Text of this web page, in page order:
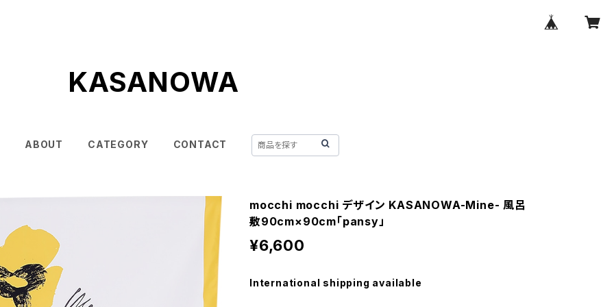
KASANOWA
ABOUT CATEGORY CONTACT
mocchi mocchi デザイン KASANOWA-Mine- 風呂
敷90cm×90cm「pansy」
¥6,600
International shipping available